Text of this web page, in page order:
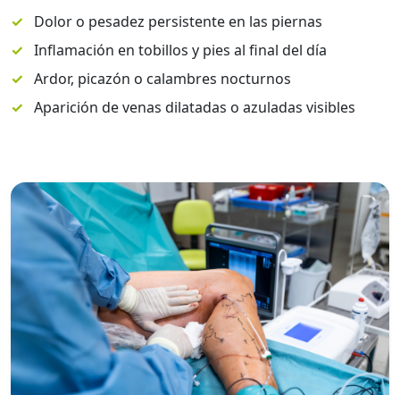
✓
Dolor o pesadez persistente en las piernas
✓ Inflamación en tobillos y pies al final del día
✓ Ardor, picazón o calambres nocturnos
✓ Aparición de venas dilatadas o azuladas visibles